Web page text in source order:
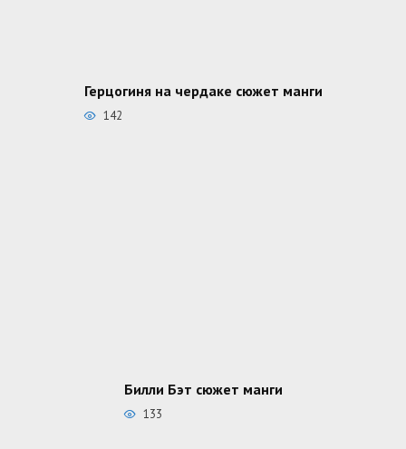
Герцогиня на чердаке сюжет манги
142
Билли Бэт сюжет манги
133